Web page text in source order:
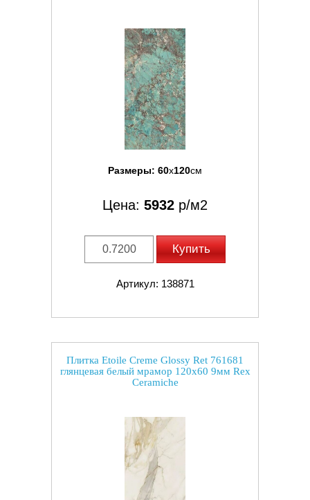
Размеры: 60x120см
Цена: 5932 р/м2
Купить
Артикул: 138871
Плитка Etoile Creme Glossy Ret 761681
глянцевая белый мрамор 120x60 9мм Rex
Ceramiche